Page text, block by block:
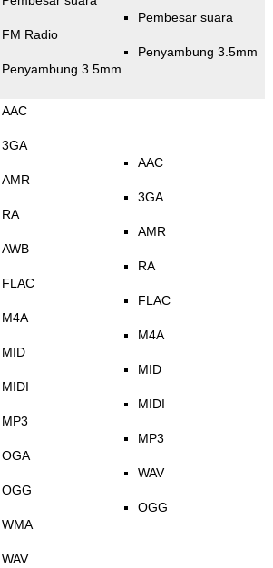
FM Radio
Penyambung 3.5mm
Pembesar suara
Penyambung 3.5mm
AAC
3GA
AMR
RA
AWB
FLAC
M4A
MID
MIDI
MP3
OGA
OGG
WMA
WAV
AAC
3GA
AMR
RA
FLAC
M4A
MID
MIDI
MP3
WAV
OGG